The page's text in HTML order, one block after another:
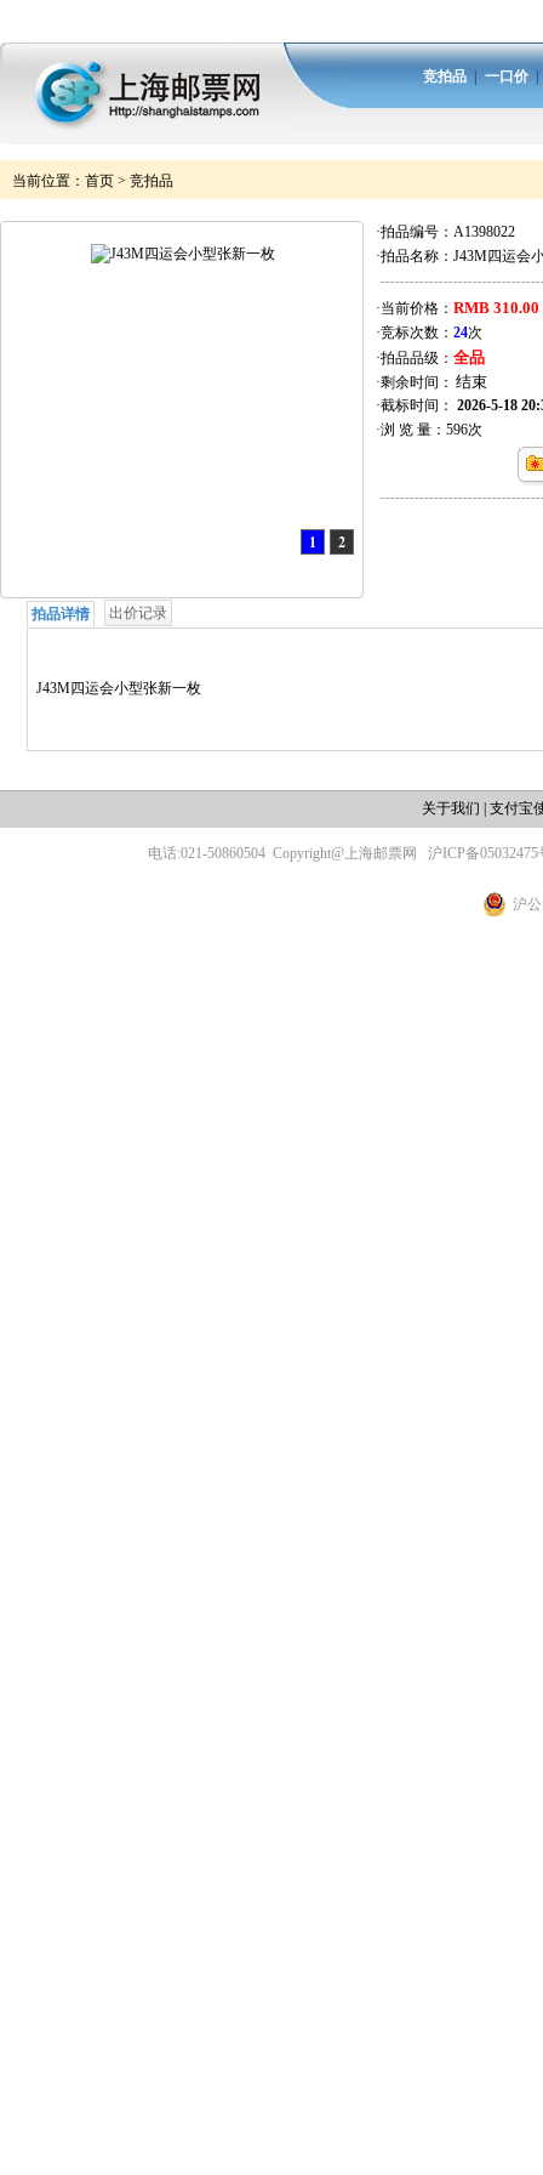
竞拍品 一口价
当前位置： 首页 > 竞拍品
2
1
·拍品编号： A1398022
·拍品名称： J43M四运会
·当前价格： RMB 310.00
·竞标次数： 24次
·拍品品级： 全品
·剩余时间：
·截标时间： 2026-5-18
·浏 览 量： 596次
拍品详情 出价记录
J43M四运会小型张新一枚
关于我们 支付宝
电话:021-50860504 Copyright@上海邮票网 沪ICP备05032475
沪公